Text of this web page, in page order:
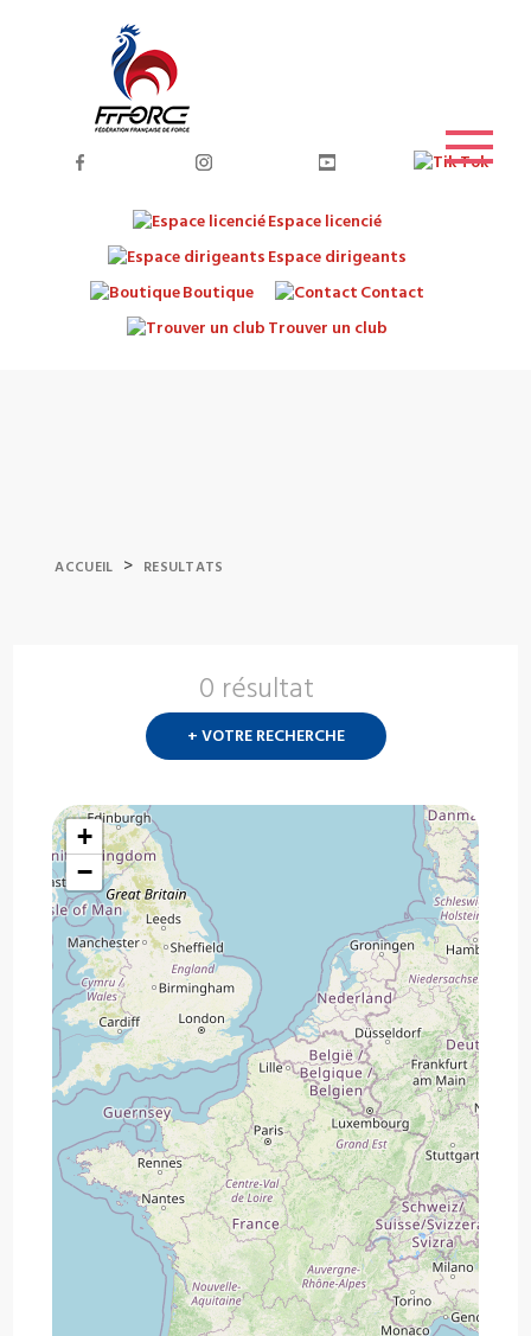
Espace licencié
Espace dirigeants
Boutique
Contact
Trouver un club
ACCUEIL > RESULTATS
0 résultat
+ VOTRE RECHERCHE
+
−